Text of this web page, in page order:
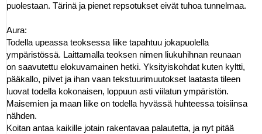
puolestaan. Tärinä ja pienet repsotukset eivät tuhoa tunnelmaa.
Aura:
Todella upeassa teoksessa liike tapahtuu jokapuolella
ympäristössä. Laittamalla teoksen nimen liukuhihnan reunaan
on saavutettu elokuvamainen hetki. Yksityiskohdat kuten kyltti,
pääkallo, pilvet ja ihan vaan tekstuurimuutokset laatasta tileen
luovat todella kokonaisen, loppuun asti viilatun ympäristön.
Maisemien ja maan liike on todella hyvässä huhteessa toisiinsa
nähden.
Koitan antaa kaikille jotain rakentavaa palautetta, ja nyt pitää